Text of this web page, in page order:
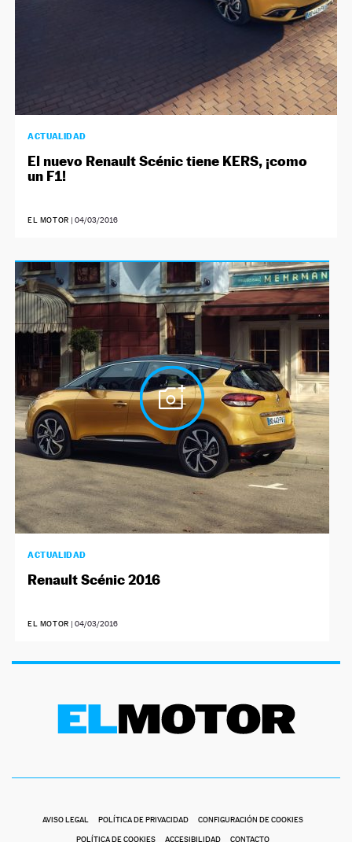
ACTUALIDAD
El nuevo Renault Scénic tiene KERS, ¡como
un F1!
EL MOTOR | 04/03/2016
ACTUALIDAD
Renault Scénic 2016
EL MOTOR | 04/03/2016
AVISO LEGAL POLÍTICA DE PRIVACIDAD CONFIGURACIÓN DE COOKIES
POLÍTICA DE COOKIES ACCESIBILIDAD CONTACTO